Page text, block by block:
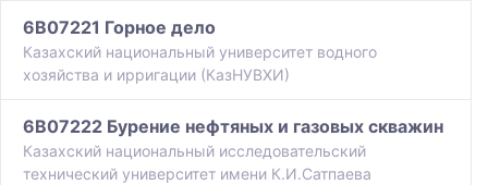
6B07221 Горное дело
Казахский национальный университет водного
хозяйства и ирригации (КазНУВХИ)
6B07222 Бурение нефтяных и газовых скважин
Казахский национальный исследовательский
технический университет имени К.И.Сатпаева